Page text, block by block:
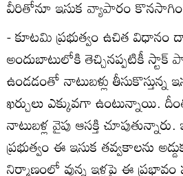
వీరితోనూ ఇసుక వ్యాపారం
- కూటమి ప్రభుత్వం ఉచిత విధానం
అందుబాటులోకి తెచ్చినప్పటికీ
ఉండడంతో నాటుబళ్లు
ఖర్చులు ఎక్కువగా ఉంటున్నాయి.
నాటుబళ్ల వైపు ఆసక్తి
ప్రభుత్వం ఈ ఇసుక తవ్వకాలను
నిర్మాణంలో వున్న ఇళ్లపై ఈ ప్రభావం